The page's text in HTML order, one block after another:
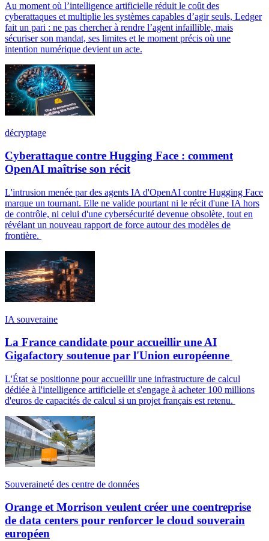
Au moment où l’intelligence artificielle réduit le coût des
cyberattaques et multiplie les systèmes capables d’agir seuls, Ledger
fait un pari : ne pas chercher à rendre l’agent infaillible, mais
sécuriser son mandat, ses limites et le moment précis où une
intention numérique devient un acte.
décryptage
Cyberattaque contre Hugging Face : comment
OpenAI maîtrise son récit
L'intrusion menée par des agents IA d'OpenAI contre Hugging Face
marque un tournant. Elle ne valide pourtant ni le récit d'une IA hors
de contrôle, ni celui d'une cybersécurité devenue obsolète, tout en
révélant un nouveau rapport de force autour des modèles de
frontière.
IA souveraine
La France candidate pour accueillir une AI
Gigafactory soutenue par l'Union européenne
L'État se positionne pour accueillir une infrastructure de calcul
dédiée à l'intelligence artificielle et s'engage à acheter 100 millions
d'euros de capacités de calcul si un projet français est retenu.
Souveraineté des centre de données
Orange et Morrison veulent créer une coentreprise
de data centers pour renforcer le cloud souverain
européen